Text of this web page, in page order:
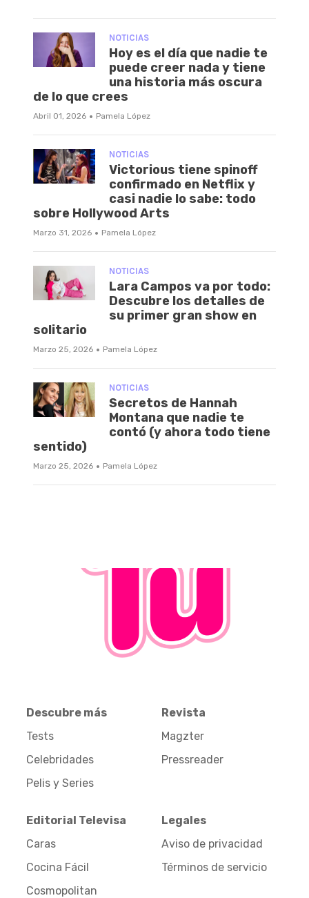
NOTICIAS
Hoy es el día que nadie te
puede creer nada y tiene
una historia más oscura
de lo que crees
Abril 01, 2026 · Pamela López
NOTICIAS
Victorious tiene spinoff
confirmado en Netflix y
casi nadie lo sabe: todo
sobre Hollywood Arts
Marzo 31, 2026 · Pamela López
NOTICIAS
Lara Campos va por todo:
Descubre los detalles de
su primer gran show en
solitario
Marzo 25, 2026 · Pamela López
NOTICIAS
Secretos de Hannah
Montana que nadie te
contó (y ahora todo tiene
sentido)
Marzo 25, 2026 · Pamela López
Descubre más
Tests
Celebridades
Pelis y Series
Revista
Magzter
Pressreader
Editorial Televisa
Caras
Cocina Fácil
Cosmopolitan
Legales
Aviso de privacidad
Términos de servicio